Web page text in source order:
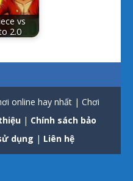
vs
2.0
online hay nhất | Chơi
| Chính sách bảo
dụng | Liên hệ